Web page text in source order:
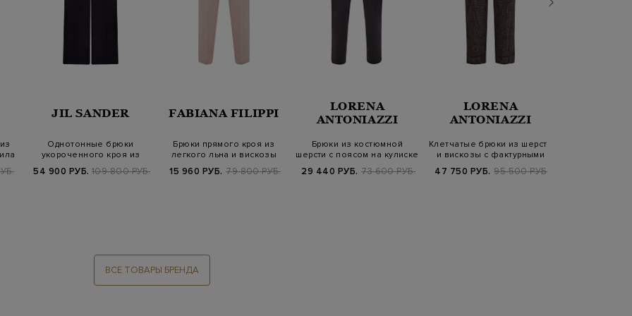
JIL SANDER
Однотонные брюки
укороченного кроя из
54 900 РУБ. 109 800 РУБ.
FABIANA FILIPPI
Брюки прямого кроя из
легкого льна и вискозы
15 960 РУБ. 79 800 РУБ.
LORENA
ANTONIAZZI
Брюки из костюмной
шерсти с поясом на кулиске
29 440 РУБ. 73 600 РУБ.
LORENA
ANTONIAZZI
Клетчатые брюки из шерсти
и вискозы с фактурными
47 750 РУБ. 95 500 РУБ.
ВСЕ ТОВАРЫ БРЕНДА